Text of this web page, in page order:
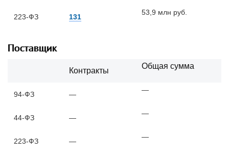
223-ФЗ 131
53,9 млн руб.
Поставщик
Контракты
Общая сумма
94-ФЗ —
—
44-ФЗ —
—
223-ФЗ —
—